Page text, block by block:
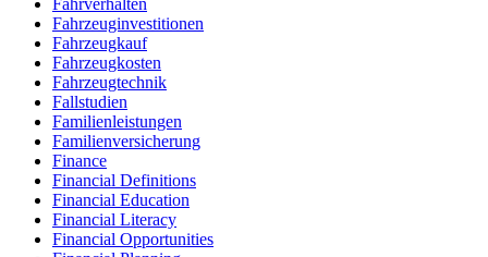
Fahrverhalten
Fahrzeuginvestitionen
Fahrzeugkauf
Fahrzeugkosten
Fahrzeugtechnik
Fallstudien
Familienleistungen
Familienversicherung
Finance
Financial Definitions
Financial Education
Financial Literacy
Financial Opportunities